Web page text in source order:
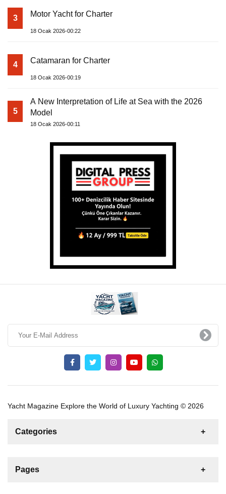
3 Motor Yacht for Charter
18 Ocak 2026-00:22
4 Catamaran for Charter
18 Ocak 2026-00:19
5
A New Interpretation of Life at Sea with the 2026
Model
18 Ocak 2026-00:11
Yacht Magazine Explore the World of Luxury Yachting © 2026
Categories
For Sale
Pages